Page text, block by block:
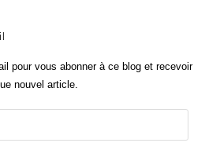
pour vous abonner à ce blog et recevoir
nouvel article.